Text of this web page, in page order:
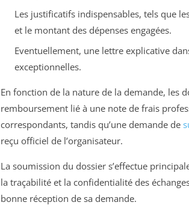
Les justificatifs indispensables, tels que
et le montant des dépenses engagées.
Eventuellement, une lettre explicative
exceptionnelles.
En fonction de la nature de la demande, les
remboursement lié à une note de frais
correspondants, tandis qu’une demande de
reçu officiel de l’organisateur.
La soumission du dossier s’effectue
la traçabilité et la confidentialité des
bonne réception de sa demande.